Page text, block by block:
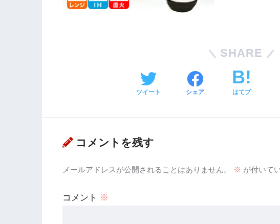
SHARE
ツイート シェア はてブ
コメントを残す
メールアドレスが公開されることはありません。 ※ が付いて
コメント ※